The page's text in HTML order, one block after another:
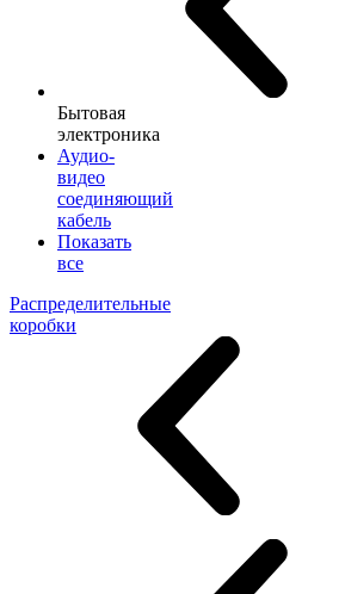
Бытовая
электроника
Аудио-
видео
соединяющий
кабель
Показать
все
Распределительные
коробки